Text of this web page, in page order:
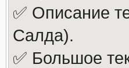
✅ Описание
Салда).
✅ Большое